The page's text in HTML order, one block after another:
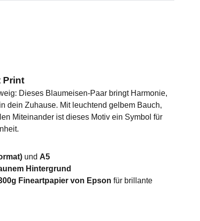
Print
Dieses Blaumeisen-Paar bringt Harmonie,
dein Zuhause. Mit leuchtend gelbem Bauch,
Miteinander ist dieses Motiv ein Symbol für
und A5
Hintergrund
Fineartpapier von Epson für brillante